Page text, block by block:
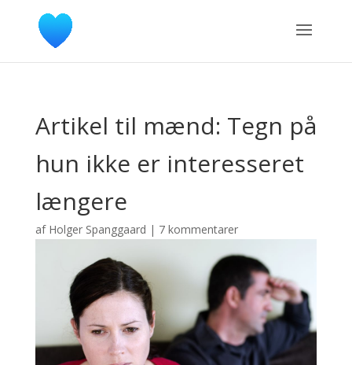
Artikel til mænd: Tegn på
hun ikke er interesseret
længere
af Holger Spanggaard | 7 kommentarer